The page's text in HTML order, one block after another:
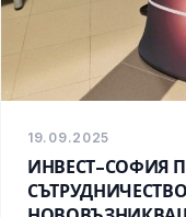
19.09.2025
ИНВЕСТ-СОФИЯ